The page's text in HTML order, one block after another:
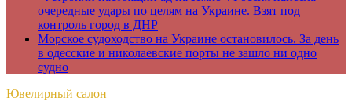
очередные удары по целям на Украине. Взят под
контроль город в ДНР
Морское судоходство на Украине остановилось. За день
в одесские и николаевские порты не зашло ни одно
судно
Ювелирный салон